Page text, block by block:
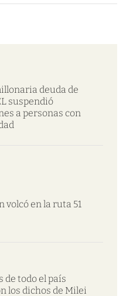
deuda de
suspendió
a personas con
volcó en la ruta 51
de todo el país
los dichos de Milei